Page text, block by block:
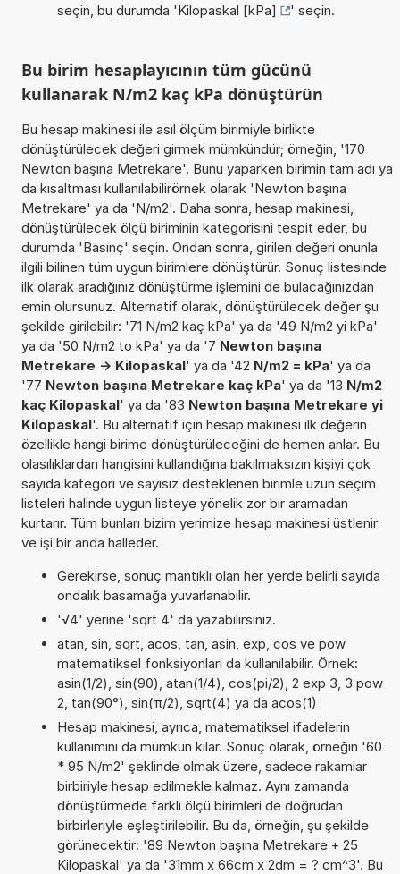
seçin, bu durumda 'Kilopaskal [kPa] ' seçin.
Bu birim hesaplayıcının tüm gücünü
kullanarak N/m2 kaç kPa dönüştürün
Bu hesap makinesi ile asıl ölçüm birimiyle birlikte
dönüştürülecek değeri girmek mümkündür; örneğin, '170
Newton başına Metrekare'. Bunu yaparken birimin tam adı ya
da kısaltması kullanılabilirörnek olarak 'Newton başına
Metrekare' ya da 'N/m2'. Daha sonra, hesap makinesi,
dönüştürülecek ölçü biriminin kategorisini tespit eder, bu
durumda 'Basınç' seçin. Ondan sonra, girilen değeri onunla
ilgili bilinen tüm uygun birimlere dönüştürür. Sonuç listesinde
ilk olarak aradığınız dönüştürme işlemini de bulacağınızdan
emin olursunuz. Alternatif olarak, dönüştürülecek değer şu
şekilde girilebilir: '71 N/m2 kaç kPa' ya da '49 N/m2 yi kPa'
ya da '50 N/m2 to kPa' ya da '7 Newton başına
Metrekare -> Kilopaskal' ya da '42 N/m2 = kPa' ya da
'77 Newton başına Metrekare kaç kPa' ya da '13 N/m2
kaç Kilopaskal' ya da '83 Newton başına Metrekare yi
Kilopaskal'. Bu alternatif için hesap makinesi ilk değerin
özellikle hangi birime dönüştürüleceğini de hemen anlar. Bu
olasılıklardan hangisini kullandığına bakılmaksızın kişiyi çok
sayıda kategori ve sayısız desteklenen birimle uzun seçim
listeleri halinde uygun listeye yönelik zor bir aramadan
kurtarır. Tüm bunları bizim yerimize hesap makinesi üstlenir
ve işi bir anda halleder.
Gerekirse, sonuç mantıklı olan her yerde belirli sayıda
ondalık basamağa yuvarlanabilir.
'√4' yerine 'sqrt 4' da yazabilirsiniz.
atan, sin, sqrt, acos, tan, asin, exp, cos ve pow
matematiksel fonksiyonları da kullanılabilir. Örnek:
asin(1/2), sin(90), atan(1/4), cos(pi/2), 2 exp 3, 3 pow
2, tan(90°), sin(π/2), sqrt(4) ya da acos(1)
Hesap makinesi, ayrıca, matematiksel ifadelerin
kullanımını da mümkün kılar. Sonuç olarak, örneğin '60
* 95 N/m2' şeklinde olmak üzere, sadece rakamlar
birbiriyle hesap edilmekle kalmaz. Aynı zamanda
dönüştürmede farklı ölçü birimleri de doğrudan
birbirleriyle eşleştirilebilir. Bu da, örneğin, şu şekilde
görünecektir: '89 Newton başına Metrekare + 25
Kilopaskal' ya da '31mm x 66cm x 2dm = ? cm^3'. Bu